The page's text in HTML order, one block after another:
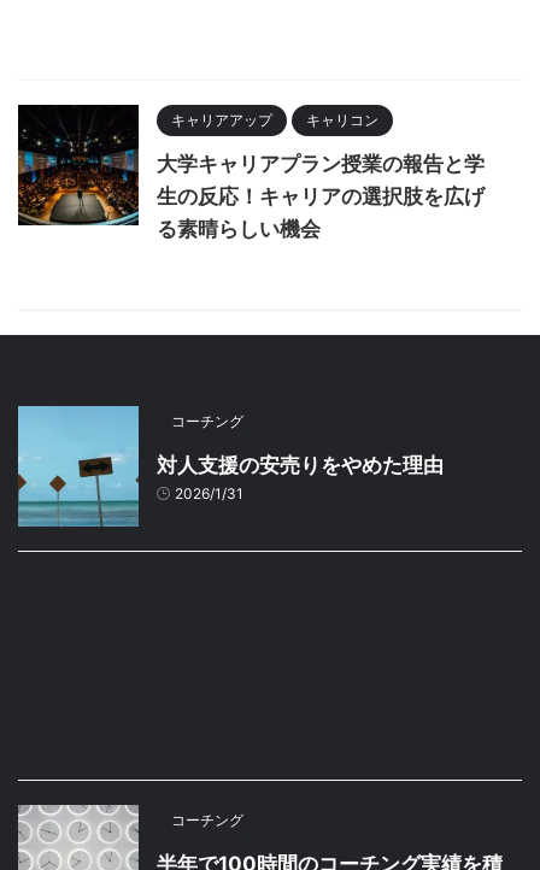
キャリアアップ キャリコン
大学キャリアプラン授業の報告と学
生の反応！キャリアの選択肢を広げ
る素晴らしい機会
コーチング
対人支援の安売りをやめた理由
2026/1/31
コーチング
半年で100時間のコーチング実績を積